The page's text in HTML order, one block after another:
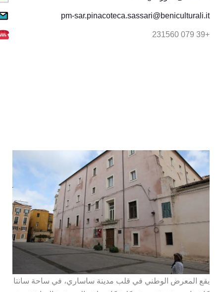
pm-sar.pinacoteca.sassari@beniculturali.it
+39 079 231560
يقع المعرض الوطني في قلب مدينة ساساري، في ساحة سانتا